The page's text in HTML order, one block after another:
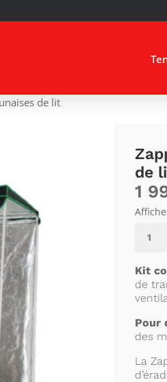
de lit
de
1
Room
anti-
de
Kit
de
Pour
des
La